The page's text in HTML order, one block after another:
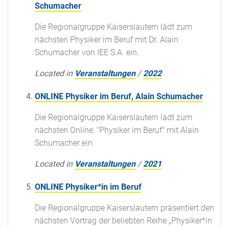
Schumacher
Die Regionalgruppe Kaiserslautern lädt zum
nächsten Physiker im Beruf mit Dr. Alain
Schumacher von IEE S.A. ein.
Located in Veranstaltungen /2022
ONLINE Physiker im Beruf, Alain Schumacher
Die Regionalgruppe Kaiserslautern lädt zum
nächsten Online: "Physiker im Beruf" mit Alain
Schumacher ein.
Located in Veranstaltungen /2021
ONLINE Physiker*in im Beruf
Die Regionalgruppe Kaiserslautern präsentiert den
nächsten Vortrag der beliebten Reihe „Physiker*in